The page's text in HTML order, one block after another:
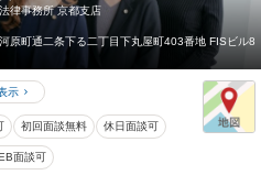
律事務所 京都支店
原町通二条下る二丁目下丸屋町403番地 FISビル8
示
初回面談無料 休日面談可
面談可